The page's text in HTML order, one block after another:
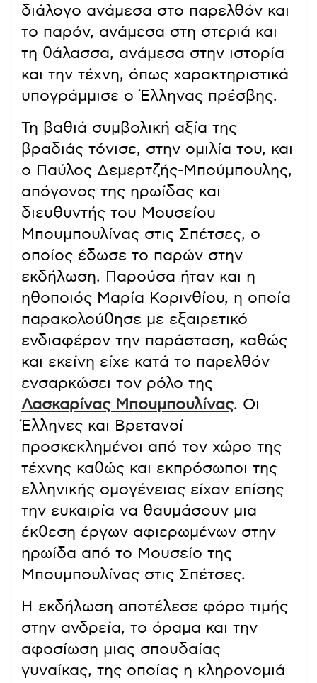
διάλογο ανάμεσα στο παρελθόν και
το παρόν, ανάμεσα στη στεριά και
τη θάλασσα, ανάμεσα στην ιστορία
και την τέχνη, όπως χαρακτηριστικά
υπογράμμισε ο Έλληνας πρέσβης.
Τη βαθιά συμβολική αξία της
βραδιάς τόνισε, στην ομιλία του, και
ο Παύλος Δεμερτζής-Μπούμπουλης,
απόγονος της ηρωίδας και
διευθυντής του Μουσείου
Μπουμπουλίνας στις Σπέτσες, ο
οποίος έδωσε το παρών στην
εκδήλωση. Παρούσα ήταν και η
ηθοποιός Μαρία Κορινθίου, η οποία
παρακολούθησε με εξαιρετικό
ενδιαφέρον την παράσταση, καθώς
και εκείνη είχε κατά το παρελθόν
ενσαρκώσει τον ρόλο της
Λασκαρίνας Μπουμπουλίνας. Οι
Έλληνες και Βρετανοί
προσκεκλημένοι από τον χώρο της
τέχνης καθώς και εκπρόσωποι της
ελληνικής ομογένειας είχαν επίσης
την ευκαιρία να θαυμάσουν μια
έκθεση έργων αφιερωμένων στην
ηρωίδα από το Μουσείο της
Μπουμπουλίνας στις Σπέτσες.
Η εκδήλωση αποτέλεσε φόρο τιμής
στην ανδρεία, το όραμα και την
αφοσίωση μιας σπουδαίας
γυναίκας, της οποίας η κληρονομιά